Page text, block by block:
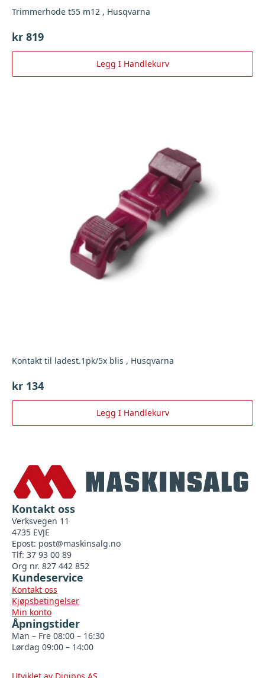
Trimmerhode t55 m12 , Husqvarna
kr 819
Legg I Handlekurv
Kontakt til ladest.1pk/5x blis , Husqvarna
kr 134
Legg I Handlekurv
Kontakt oss
Verksvegen 11
4735 EVJE
Epost: post@maskinsalg.no
Tlf: 37 93 00 89
Org nr. 827 442 852
Kundeservice
Kontakt oss
Kjøpsbetingelser
Min konto
Åpningstider
Man – Fre 08:00 – 16:30
Lørdag 09:00 – 14:00